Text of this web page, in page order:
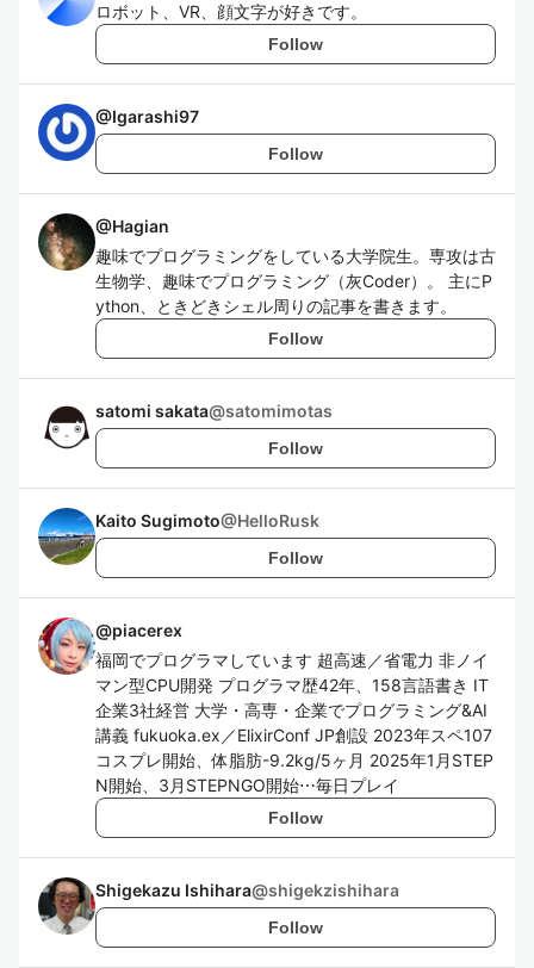
ロボット、VR、顔文字が好きです。
Follow
@Igarashi97
Follow
@Hagian
趣味でプログラミングをしている大学院生。専攻は古
生物学、趣味でプログラミング（灰Coder）。 主にP
ython、ときどきシェル周りの記事を書きます。
Follow
satomi sakata@satomimotas
Follow
Kaito Sugimoto@HelloRusk
Follow
@piacerex
福岡でプログラマしています 超高速／省電力 非ノイ
マン型CPU開発 プログラマ歴42年、158言語書き IT
企業3社経営 大学・高専・企業でプログラミング&AI
講義 fukuoka.ex／ElixirConf JP創設 2023年スペ107
コスプレ開始、体脂肪-9.2kg/5ヶ月 2025年1月STEP
N開始、3月STEPNGO開始⋯毎日プレイ
Follow
Shigekazu Ishihara@shigekzishihara
Follow